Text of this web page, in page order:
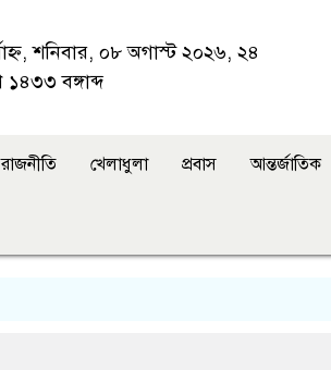
শনিবার, ০৮ অগাস্ট ২০২৬, ২৪
১৪৩৩ বঙ্গাব্দ
রাজনীতি খেলাধুলা প্রবাস আন্তর্জাতিক